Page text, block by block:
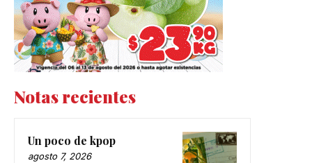
Notas recientes
Un poco de kpop
agosto 7, 2026